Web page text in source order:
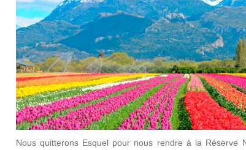
Nous quitterons Esquel pour nous rendre à la